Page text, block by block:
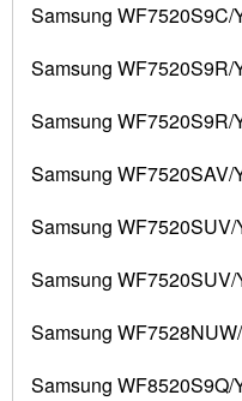
Samsung WF7520S9C/
Samsung WF7520S9R/
Samsung WF7520S9R/
Samsung WF7520SAV/
Samsung WF7520SUV/
Samsung WF7520SUV/
Samsung
Samsung WF8520S9Q/